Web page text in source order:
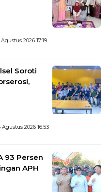
2026 17:19
Soroti
Agustus 2026 16:53
93 Persen
APH